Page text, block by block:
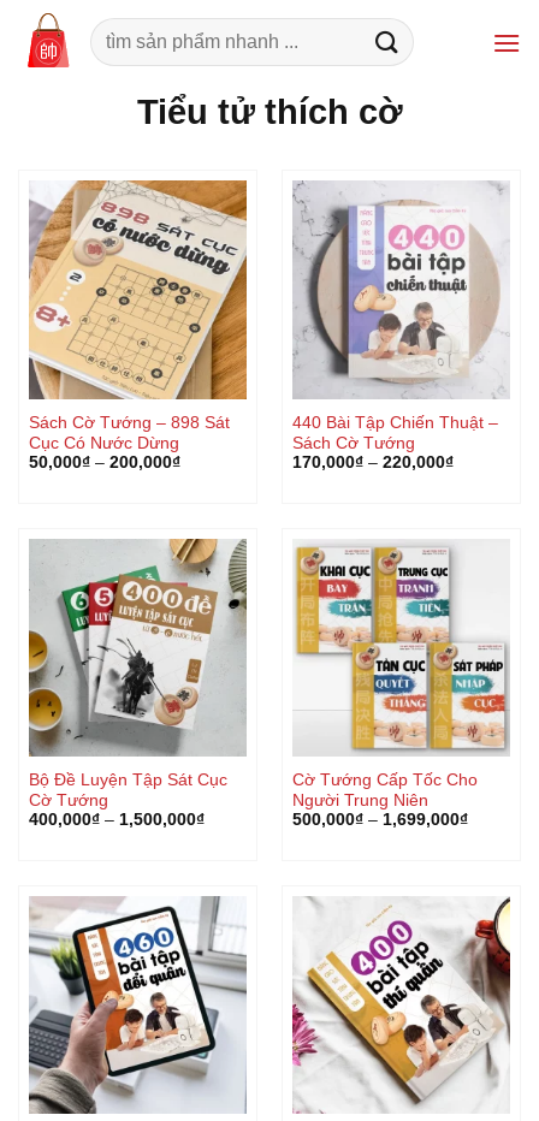
qua
Tìm
kiếm:
Tiểu tử thích cờ
Sách Cờ Tướng – 898 Sát
Cục Có Nước Dừng
50,000₫– 200,000₫
440 Bài Tập Chiến Thuật –
Sách Cờ Tướng
170,000₫– 220,000₫
Bộ Đề Luyện Tập Sát Cục
Cờ Tướng
400,000₫– 1,500,000₫
Cờ Tướng Cấp Tốc Cho
Người Trung Niên
500,000₫– 1,699,000₫